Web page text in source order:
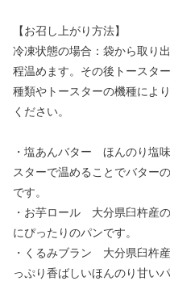
【お召し上がり方法】
冷凍状態の場合：袋から取り
程温めます。その後トースタ
種類やトースターの機種によ
ください。
・塩あんバター ほんのり塩
スターで温めることでバター
です。
・お芋ロール 大分県臼杵産
にぴったりのパンです。
・くるみブラン 大分県臼杵
っぷり香ばしいほんのり甘いパ